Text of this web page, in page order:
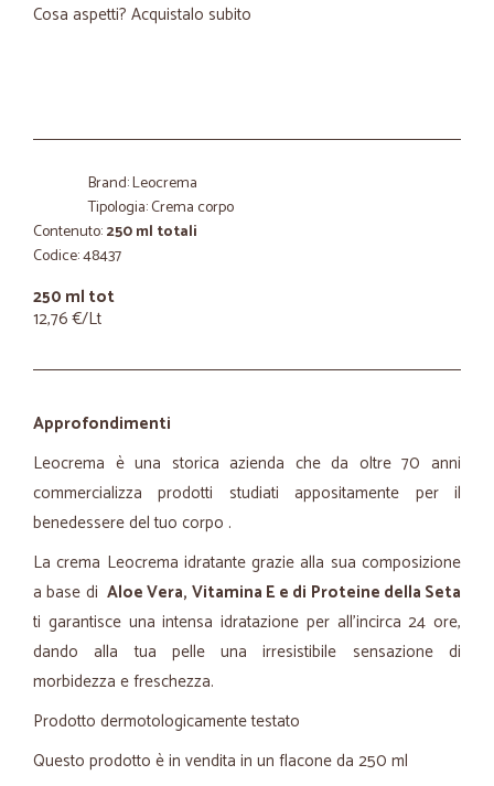
Cosa aspetti? Acquistalo subito
Brand: Leocrema
Tipologia: Crema corpo
Contenuto:250 ml totali
Codice: 48437
250 ml tot
12,76 €/Lt
Approfondimenti
Leocrema è una storica azienda che da oltre 70 anni
commercializza prodotti studiati appositamente per il
benedessere del tuo corpo .
La crema Leocrema idratante grazie alla sua composizione
a base di Aloe Vera, Vitamina E e di Proteine della Seta
ti garantisce una intensa idratazione per all'incirca 24 ore,
dando alla tua pelle una irresistibile sensazione di
morbidezza e freschezza.
Prodotto dermotologicamente testato
Questo prodotto è in vendita in un flacone da 250 ml